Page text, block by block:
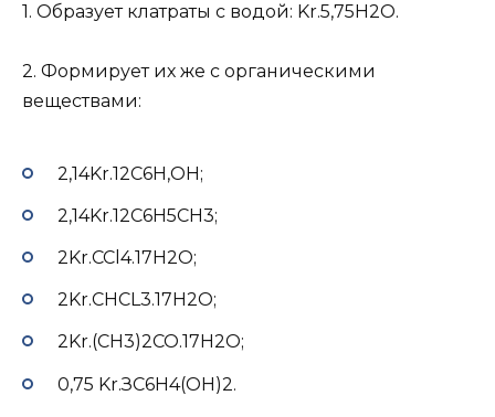
1. Образует клатраты с водой: Kr.5,75Н2О.
2. Формирует их же с органическими
веществами:
2,14Kr.12С6Н,ОН;
2,14Kr.12С6Н5СН3;
2Kr.CCl4.17H2O;
2Kr.CHCL3.17H2O;
2Kr.(СН3)2СО.17H2O;
0,75 Kr.ЗС6Н4(ОН)2.